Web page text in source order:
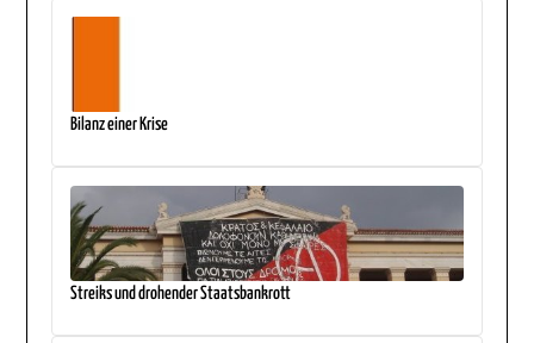
Bilanz einer Krise
Streiks und drohender Staatsbankrott